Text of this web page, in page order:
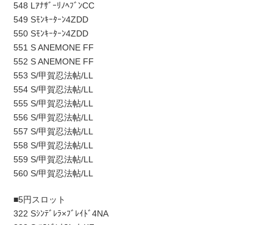
548 LｱﾅｻﾞｰﾘﾉﾍﾌﾞﾝCC
549 Sﾓﾝｷｰﾀｰﾝ4ZDD
550 Sﾓﾝｷｰﾀｰﾝ4ZDD
551 S ANEMONE FF
552 S ANEMONE FF
553 S/甲賀忍法帖/LL
554 S/甲賀忍法帖/LL
555 S/甲賀忍法帖/LL
556 S/甲賀忍法帖/LL
557 S/甲賀忍法帖/LL
558 S/甲賀忍法帖/LL
559 S/甲賀忍法帖/LL
560 S/甲賀忍法帖/LL
■5円スロット
322 Sｼﾝﾃﾞﾚﾗ×ﾌﾞﾚｲﾄﾞ4NA